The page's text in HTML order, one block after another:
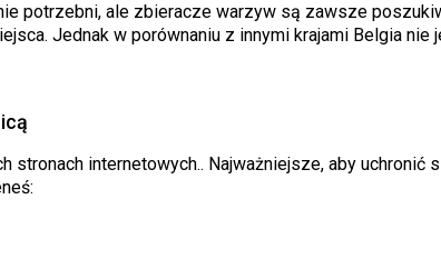
potrzebni, ale zbieracze warzyw są zawsze
Jednak w porównaniu z innymi krajami Belgia nie
stronach internetowych.. Najważniejsze, aby uchronić